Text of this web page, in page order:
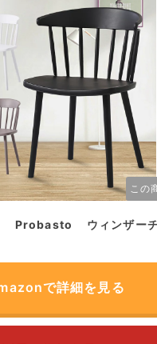
この
Probasto ウィンザー
で詳細を見る